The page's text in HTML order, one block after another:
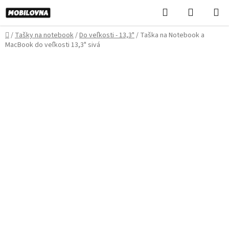
Prejsť
na
obsah
Hľadať
KOŠÍK
Domov
/Tašky na notebook/Do veľkosti - 13,3"/ Taška na Notebook a
MacBook do veľkosti 13,3" sivá